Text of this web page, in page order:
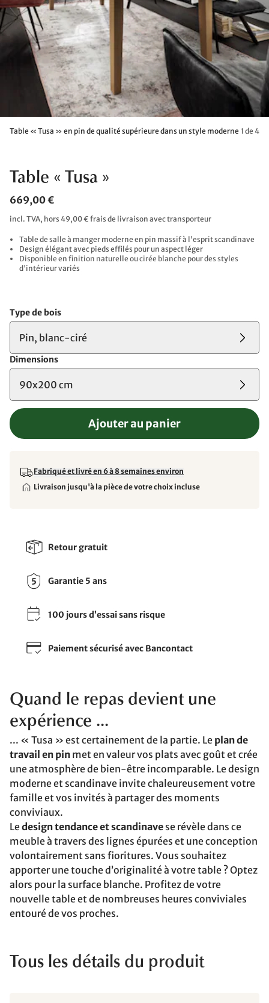
Table « Tusa » en pin de qualité supérieure dans un style moderne 1 de 4
Table « Tusa »
669,00 €
incl. TVA, hors 49,00 € frais de livraison avec transporteur
Table de salle à manger moderne en pin massif à l'esprit scandinave
Design élégant avec pieds effilés pour un aspect léger
Disponible en finition naturelle ou cirée blanche pour des styles
d'intérieur variés
Type de bois
Pin, blanc-ciré
Dimensions
90x200 cm
Ajouter au panier
Fabriqué et livré en 6 à 8 semaines environ
Livraison jusqu'à la pièce de votre choix incluse
Retour gratuit
Garantie 5 ans
100 jours d’essai sans risque
Paiement sécurisé avec Bancontact
Quand le repas devient une
expérience ...
... « Tusa » est certainement de la partie. Le plan de
travail en pin met en valeur vos plats avec goût et crée
une atmosphère de bien-être incomparable. Le design
moderne et scandinave invite chaleureusement votre
famille et vos invités à partager des moments
conviviaux.
Ledesign tendance et scandinave se révèle dans ce
meuble à travers des lignes épurées et une conception
volontairement sans fioritures. Vous souhaitez
apporter une touche d’originalité à votre table ? Optez
alors pour la surface blanche. Profitez de votre
nouvelle table et de nombreuses heures conviviales
entouré de vos proches.
Tous les détails du produit